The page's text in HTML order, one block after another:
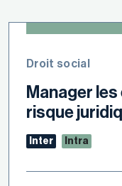
Droit social
Manager
risque
Inter Intra